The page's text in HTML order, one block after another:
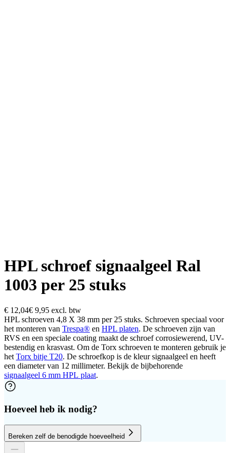
HPL schroef signaalgeel Ral
1003 per 25 stuks
€ 12,04€ 9,95 excl. btw
HPL schroeven 4,8 X 38 mm per 25 stuks. Schroeven speciaal voor
het monteren van Trespa® en HPL platen. De schroeven zijn van
RVS en een speciale coating maakt de schroef corrosiewerend, UV-
bestendig en krasvast. Om de Torx schroeven te monteren gebruik je
het Torx bitje T20. De schroefkop is de kleur signaalgeel en heeft
een diameter van 12 millimeter. Bekijk de bijbehorende
signaalgeel 6 mm HPL plaat.
Hoeveel heb ik nodig?
Bereken zelf de benodigde hoeveelheid
Aantal platen
Hoogte